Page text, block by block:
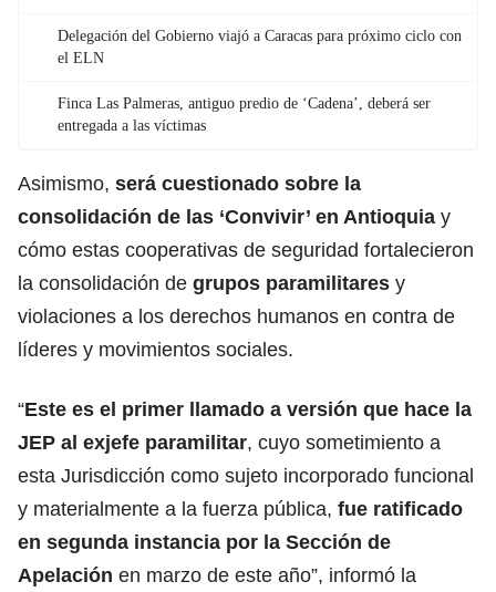
Delegación del Gobierno viajó a Caracas para próximo ciclo con
el ELN
Finca Las Palmeras, antiguo predio de ‘Cadena’, deberá ser
entregada a las víctimas
Asimismo, será cuestionado sobre la
consolidación de las ‘Convivir’ en Antioquia y
cómo estas cooperativas de seguridad fortalecieron
la consolidación de grupos paramilitares y
violaciones a los derechos humanos en contra de
líderes y movimientos sociales.
“Este es el primer llamado a versión que hace la
JEP al exjefe paramilitar, cuyo sometimiento a
esta Jurisdicción como sujeto incorporado funcional
y materialmente a la fuerza pública, fue ratificado
en segunda instancia por la Sección de
Apelación en marzo de este año”, informó la